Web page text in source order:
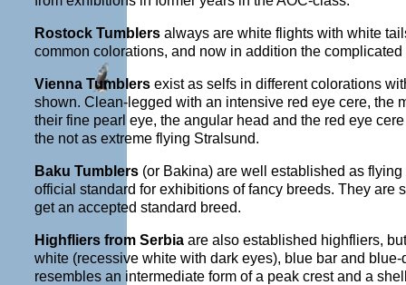
Rostock Tumblers always are white flights with white
common colorations, and now in addition the
Vienna Tumblers exist as selfs in different colorations
shown. Clean-legged with an intensive red eye cere, the
their fine pearl eye, the angular head and the red eye
the not as extreme flying Stralsund.
Baku Tumblers (or Bakina) are well established as
official standard for exhibitions of fancy breeds. They
get an accepted standard breed.
Highfliers from Serbia are also established highfliers,
white (recessive white with dark eyes), blue bar and
resembles an intermediate form of a peak crest and a